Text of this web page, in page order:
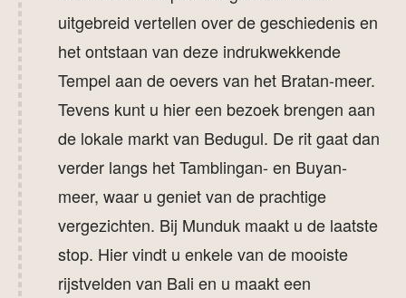
uitgebreid vertellen over de geschiedenis en
het ontstaan van deze indrukwekkende
Tempel aan de oevers van het Bratan-meer.
Tevens kunt u hier een bezoek brengen aan
de lokale markt van Bedugul. De rit gaat dan
verder langs het Tamblingan- en Buyan-
meer, waar u geniet van de prachtige
vergezichten. Bij Munduk maakt u de laatste
stop. Hier vindt u enkele van de mooiste
rijstvelden van Bali en u maakt een